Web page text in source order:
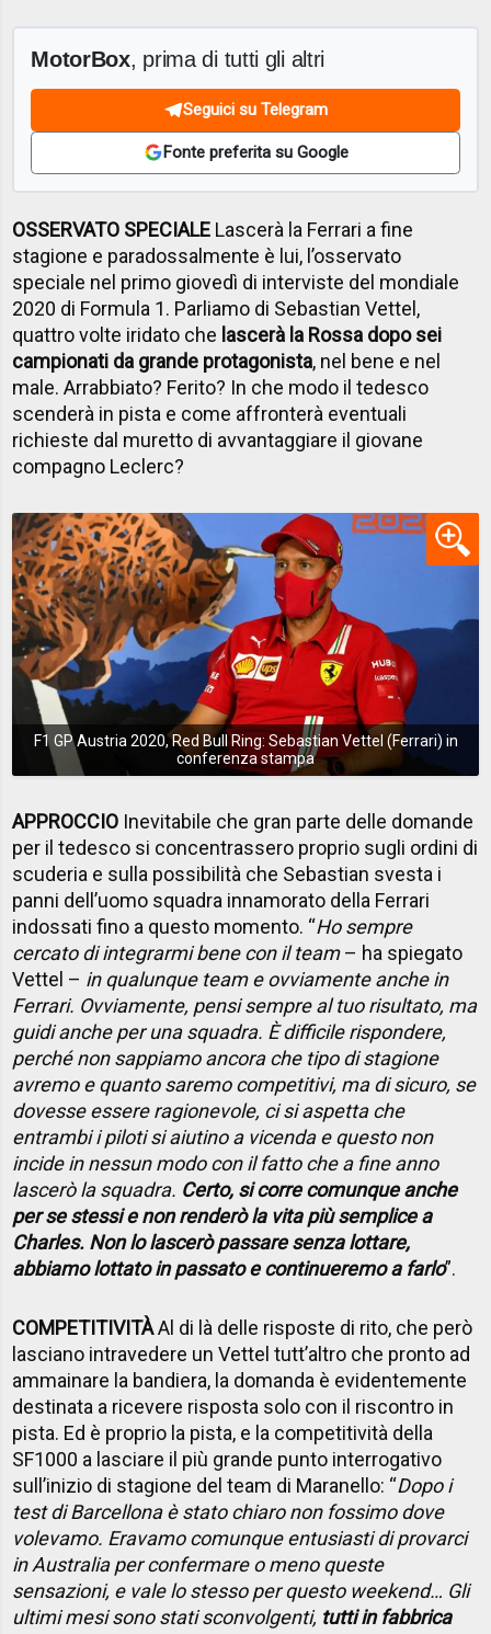
MotorBox, prima di tutti gli altri
Seguici su Telegram
Fonte preferita su Google
OSSERVATO SPECIALE Lascerà la Ferrari a fine
stagione e paradossalmente è lui, l’osservato
speciale nel primo giovedì di interviste del mondiale
2020 di Formula 1. Parliamo di Sebastian Vettel,
quattro volte iridato che lascerà la Rossa dopo sei
campionati da grande protagonista, nel bene e nel
male. Arrabbiato? Ferito? In che modo il tedesco
scenderà in pista e come affronterà eventuali
richieste dal muretto di avvantaggiare il giovane
compagno Leclerc?
F1 GP Austria 2020, Red Bull Ring: Sebastian Vettel (Ferrari) in
conferenza stampa
APPROCCIO Inevitabile che gran parte delle domande
per il tedesco si concentrassero proprio sugli ordini di
scuderia e sulla possibilità che Sebastian svesta i
panni dell’uomo squadra innamorato della Ferrari
indossati fino a questo momento. “Ho sempre
cercato di integrarmi bene con il team– ha spiegato
Vettel – in qualunque team e ovviamente anche in
Ferrari. Ovviamente, pensi sempre al tuo risultato, ma
guidi anche per una squadra. È difficile rispondere,
perché non sappiamo ancora che tipo di stagione
avremo e quanto saremo competitivi, ma di sicuro, se
dovesse essere ragionevole, ci si aspetta che
entrambi i piloti si aiutino a vicenda e questo non
incide in nessun modo con il fatto che a fine anno
lascerò la squadra. Certo, si corre comunque anche
per se stessi e non renderò la vita più semplice a
Charles. Non lo lascerò passare senza lottare,
abbiamo lottato in passato e continueremo a farlo”.
COMPETITIVITÀAl di là delle risposte di rito, che però
lasciano intravedere un Vettel tutt’altro che pronto ad
ammainare la bandiera, la domanda è evidentemente
destinata a ricevere risposta solo con il riscontro in
pista. Ed è proprio la pista, e la competitività della
SF1000 a lasciare il più grande punto interrogativo
sull’inizio di stagione del team di Maranello: “Dopo i
test di Barcellona è stato chiaro non fossimo dove
volevamo. Eravamo comunque entusiasti di provarci
in Australia per confermare o meno queste
sensazioni, e vale lo stesso per questo weekend… Gli
ultimi mesi sono stati sconvolgenti, tutti in fabbrica